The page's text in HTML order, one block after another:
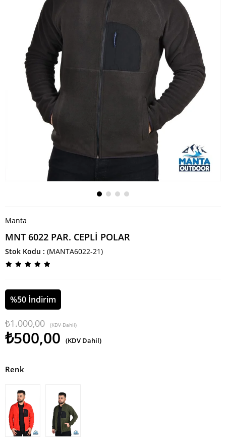
Manta
MNT 6022 PAR. CEPLİ POLAR
Stok Kodu (MANTA6022-21)
%50 İndirim
₺1.000,00 (KDV Dahil)
₺500,00 (KDV Dahil)
Renk